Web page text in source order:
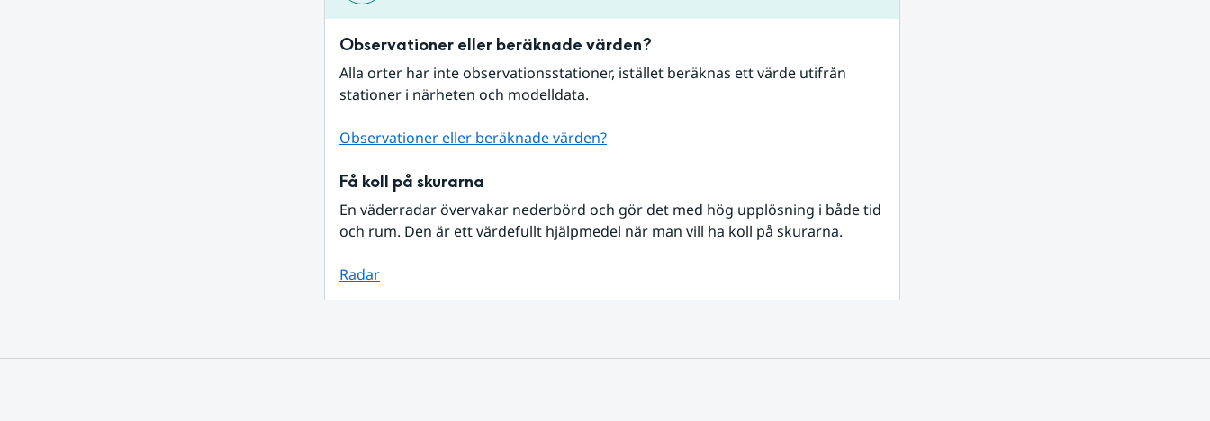
Observationer eller beräknade värden?
Alla orter har inte observationsstationer, istället beräknas ett värde utifrån
stationer i närheten och modelldata.
Observationer eller beräknade värden?
Få koll på skurarna
En väderradar övervakar nederbörd och gör det med hög upplösning i både tid
och rum. Den är ett värdefullt hjälpmedel när man vill ha koll på skurarna.
Radar